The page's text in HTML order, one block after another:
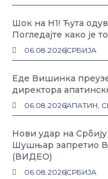
Шок на Н1! Ћута
Погледајте како је
06.08.2026СРБИЈА
Еде Вишинка
директора
06.08.2026АПАТИН,
Нови удар на
Шушњар запретио
(ВИДЕО)
06.08.2026СРБИЈА